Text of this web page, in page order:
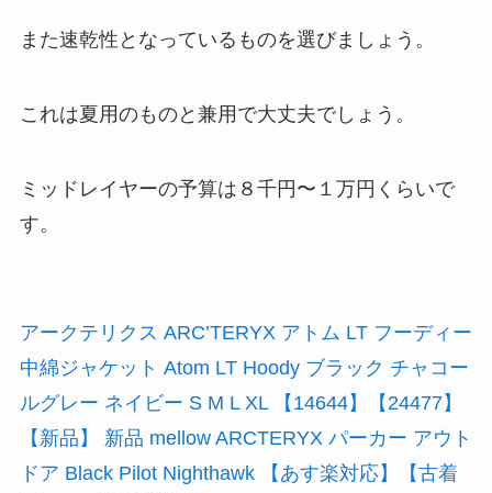
また速乾性となっているものを選びましょう。
これは夏用のものと兼用で大丈夫でしょう。
ミッドレイヤーの予算は８千円〜１万円くらいで
す。
アークテリクス ARC’TERYX アトム LT フーディー
中綿ジャケット Atom LT Hoody ブラック チャコー
ルグレー ネイビー S M L XL 【14644】【24477】
【新品】 新品 mellow ARCTERYX パーカー アウト
ドア Black Pilot Nighthawk 【あす楽対応】【古着